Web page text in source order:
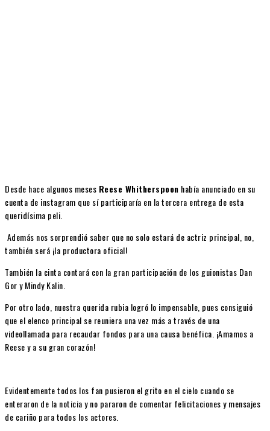
Desde hace algunos meses Reese Whitherspoon había anunciado en su
cuenta de instagram que sí participaría en la tercera entrega de esta
queridísima peli.
Además nos sorprendió saber que no solo estará de actriz principal, no,
también será ¡la productora oficial!
También la cinta contará con la gran participación de los guionistas Dan
Gor y Mindy Kalin.
Por otro lado, nuestra querida rubia logró lo impensable, pues consiguió
que el elenco principal se reuniera una vez más a través de una
videollamada para recaudar fondos para una causa benéfica. ¡Amamos a
Reese y a su gran corazón!
Evidentemente todos los fan pusieron el grito en el cielo cuando se
enteraron de la noticia y no pararon de comentar felicitaciones y mensajes
de cariño para todos los actores.